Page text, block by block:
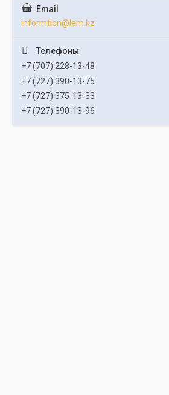
informtion@lem.kz
+7 (707) 228-13-48
+7 (727) 390-13-75
+7 (727) 375-13-33
+7 (727) 390-13-96